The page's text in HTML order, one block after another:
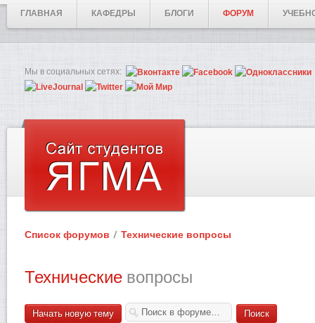
ГЛАВНАЯ КАФЕДРЫ БЛОГИ ФОРУМ
Мы в социальных сетях:
Список форумов Технические вопросы
Технические вопросы
Начать новую тему